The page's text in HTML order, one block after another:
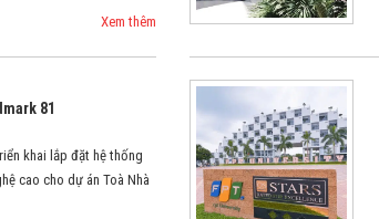
Xem thêm
81
khai lắp đặt hệ thống
cao cho dự án Toà Nhà